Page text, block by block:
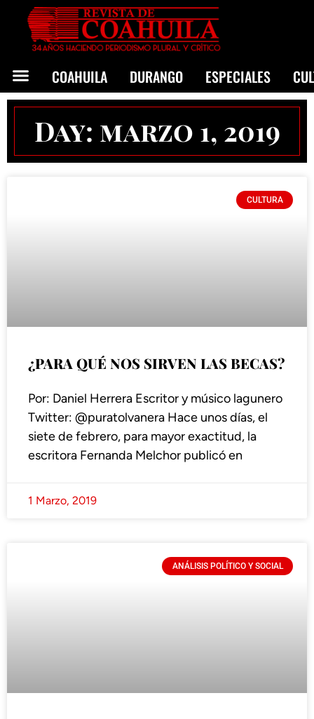
COAHUILA DURANGO ESPECIALES
Day: marzo 1, 2019
CULTURA
¿PARA QUÉ NOS SIRVEN LAS BECAS?
Por: Daniel Herrera Escritor y músico lagunero
Twitter: @puratolvanera Hace unos días, el
siete de febrero, para mayor exactitud, la
escritora Fernanda Melchor publicó en
1 Marzo, 2019
ANÁLISIS POLÍTICO Y SOCIAL